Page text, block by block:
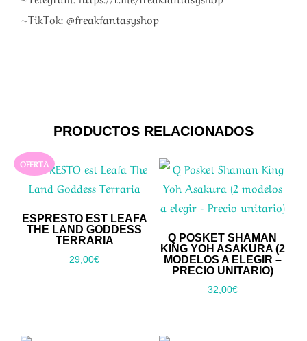
~TikTok: @freakfantasyshop
PRODUCTOS RELACIONADOS
OFERTA
ESPRESTO EST LEAFA
THE LAND GODDESS
TERRARIA
29,00€
Q POSKET SHAMAN
KING YOH ASAKURA (2
MODELOS A ELEGIR –
PRECIO UNITARIO)
32,00€